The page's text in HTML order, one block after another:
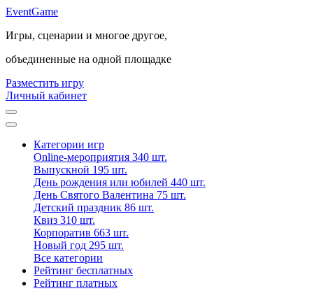
EventGame
Игры, сценарии и многое другое,
объединенные на одной площадке
Разместить игру
Личный кабинет
Категории игр
Online-мероприятия 340 шт.
Выпускной 195 шт.
День рождения или юбилей 440 шт.
День Святого Валентина 75 шт.
Детский праздник 86 шт.
Квиз 310 шт.
Корпоратив 663 шт.
Новый год 295 шт.
Все категории
Рейтинг бесплатных
Рейтинг платных